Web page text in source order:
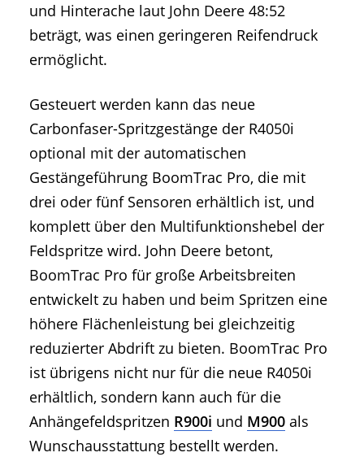
und Hinterache laut John Deere 48:52
beträgt, was einen geringeren Reifendruck
ermöglicht.
Gesteuert werden kann das neue
Carbonfaser-Spritzgestänge der R4050i
optional mit der automatischen
Gestängeführung BoomTrac Pro, die mit
drei oder fünf Sensoren erhältlich ist, und
komplett über den Multifunktionshebel der
Feldspritze wird. John Deere betont,
BoomTrac Pro für große Arbeitsbreiten
entwickelt zu haben und beim Spritzen eine
höhere Flächenleistung bei gleichzeitig
reduzierter Abdrift zu bieten. BoomTrac Pro
ist übrigens nicht nur für die neue R4050i
erhältlich, sondern kann auch für die
Anhängefeldspritzen R900i und M900 als
Wunschausstattung bestellt werden.